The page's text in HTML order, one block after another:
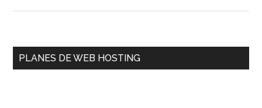
Primary
PLANES DE WEB HOSTING